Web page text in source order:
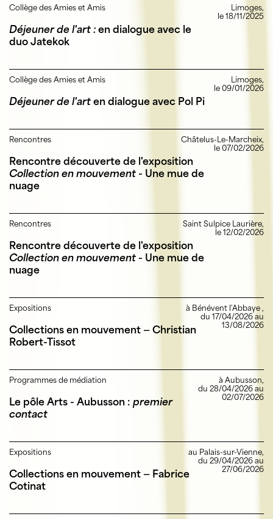
Collège des Amies et Amis
Déjeuner de l'art : en dialogue avec le
duo Jatekok
Limoges,
le 18/11/2025
Collège des Amies et Amis
Déjeuner de l'art en dialogue avec Pol Pi
Limoges,
le 09/01/2026
Rencontres
Rencontre découverte de l'exposition
Collection en mouvement - Une mue de
nuage
Châtelus-Le-Marcheix,
le 07/02/2026
Rencontres
Rencontre découverte de l'exposition
Collection en mouvement - Une mue de
nuage
Saint Sulpice Laurière,
le 12/02/2026
Expositions
Collections en mouvement — Christian
Robert-Tissot
à Bénévent l'Abbaye ,
du 17/04/2026 au
13/08/2026
Programmes de médiation
Le pôle Arts - Aubusson : premier
contact
à Aubusson,
du 28/04/2026 au
02/07/2026
Expositions
Collections en mouvement — Fabrice
Cotinat
au Palais-sur-Vienne,
du 29/04/2026 au
27/06/2026